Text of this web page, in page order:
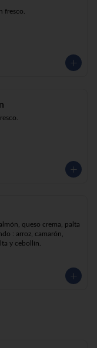
fresco.
queso crema, palta
: arroz, camarón,
y cebollín.